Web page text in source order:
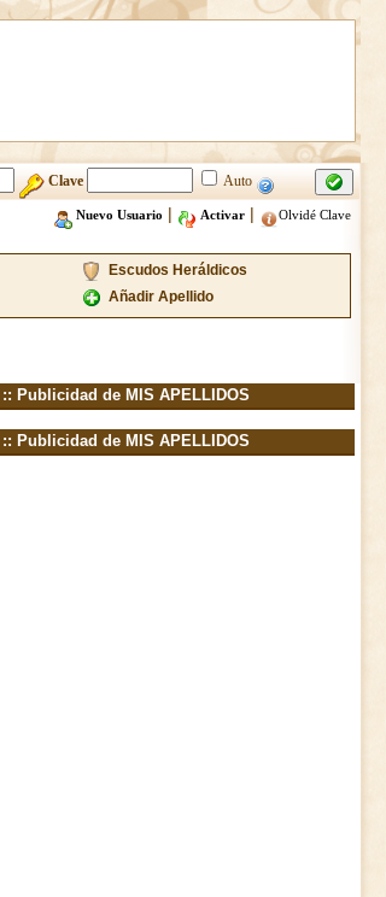
Clave Auto
Nuevo Usuario | Activar| Olvidé Clave
Escudos Heráldicos
Añadir Apellido
:: Publicidad de MIS APELLIDOS
:: Publicidad de MIS APELLIDOS